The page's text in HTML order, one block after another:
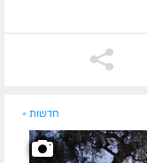
חדשות »